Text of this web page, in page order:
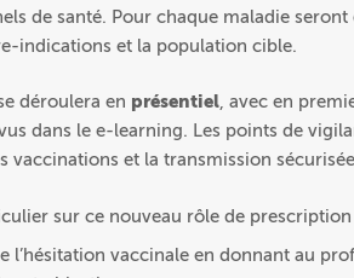
de santé. Pour chaque maladie
indications et la population cible.
déroulera en présentiel, avec en
dans le e-learning. Les points de
vaccinations et la transmission
sur ce nouveau rôle de
l’hésitation vaccinale en donnant au